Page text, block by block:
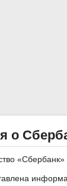
о
«Сбербанк»